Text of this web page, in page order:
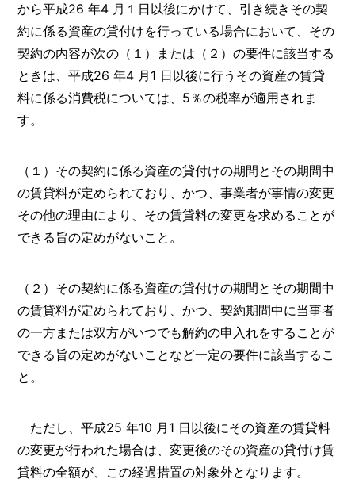
から平成26 年4 月１日以後にかけて、引き続きその契
約に係る資産の貸付けを行っている場合において、その
契約の内容が次の（１）または（２）の要件に該当する
ときは、平成26 年4 月1 日以後に行うその資産の賃貸
料に係る消費税については、5％の税率が適用されま
す。
（１）その契約に係る資産の貸付けの期間とその期間中
の賃貸料が定められており、かつ、事業者が事情の変更
その他の理由により、その賃貸料の変更を求めることが
できる旨の定めがないこと。
（２）その契約に係る資産の貸付けの期間とその期間中
の賃貸料が定められており、かつ、契約期間中に当事者
の一方または双方がいつでも解約の申入れをすることが
できる旨の定めがないことなど一定の要件に該当するこ
と。
ただし、平成25 年10 月1 日以後にその資産の賃貸料
の変更が行われた場合は、変更後のその資産の貸付け賃
貸料の全額が、この経過措置の対象外となります。